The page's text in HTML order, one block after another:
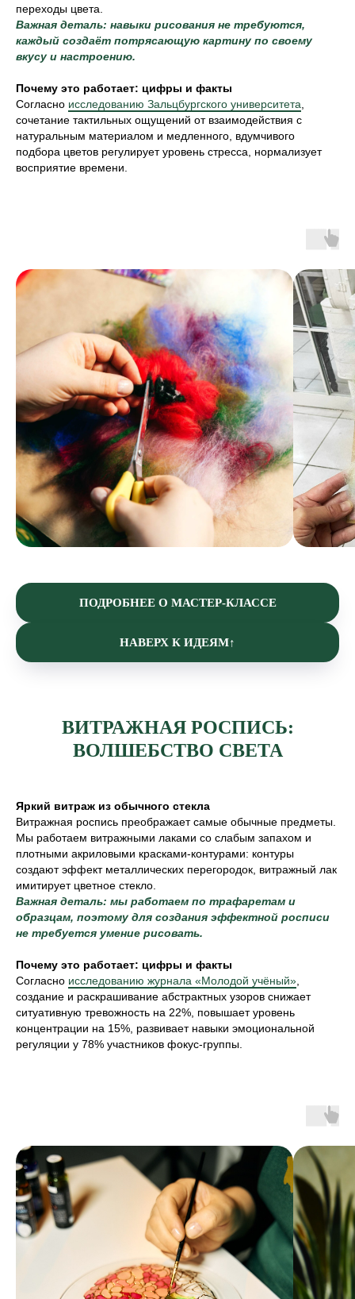
переходы цвета.
Важная деталь: навыки рисования не требуются,
каждый создаёт потрясающую картину по своему
вкусу и настроению.
Почему это работает: цифры и факты
Согласно исследованию Зальцбургского университета
сочетание тактильных ощущений от взаимодействия с
натуральным материалом и медленного, вдумчивого
подбора цветов регулирует уровень стресса, нормализует
восприятие времени.
ПОДРОБНЕЕ О МАСТЕР-КЛАССЕ
НАВЕРХ К ИДЕЯМ↑
ВИТРАЖНАЯ РОСПИСЬ:
ВОЛШЕБСТВО СВЕТА
Яркий витраж из обычного стекла
Витражная роспись преображает самые обычные предметы.
Мы работаем витражными лаками со слабым запахом и
плотными акриловыми красками-контурами: контуры
создают эффект металлических перегородок, витражный лак
имитирует цветное стекло.
Важная деталь: мы работаем по трафаретам и
образцам, поэтому для создания эффектной росписи
не требуется умение рисовать.
Почему это работает: цифры и факты
Согласно исследованию журнала «Молодой учёный»
создание и раскрашивание абстрактных узоров снижает
ситуативную тревожность на 22%, повышает уровень
концентрации на 15%, развивает навыки эмоциональной
регуляции у 78% участников фокус-группы.